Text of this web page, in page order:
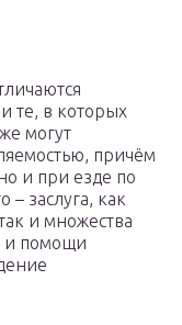
те, в которых
могут
причём
и при езде по
– заслуга, как
и множества
и помощи